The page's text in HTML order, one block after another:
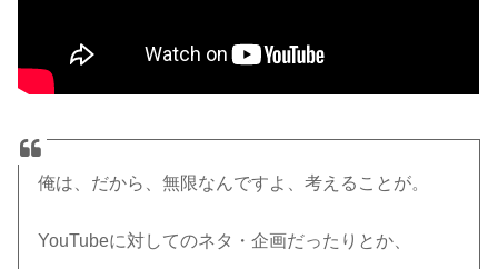
俺は、だから、無限なんですよ、考えることが。
YouTubeに対してのネタ・企画だったりとか、